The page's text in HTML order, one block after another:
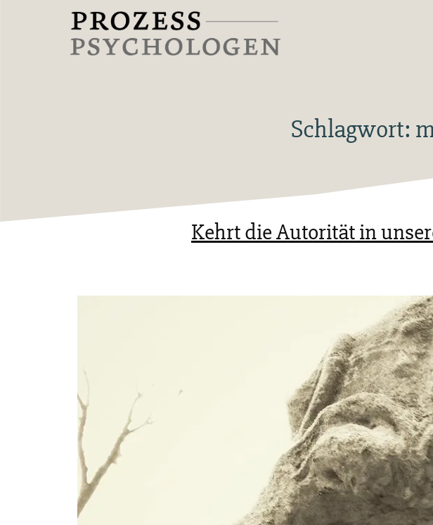
Schlagwort:
Kehrt die Autorität in